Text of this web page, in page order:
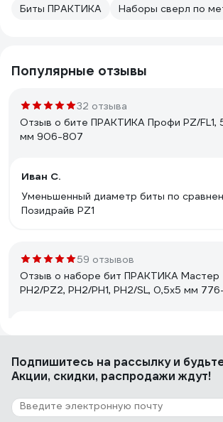
Биты ПРАКТИКА
Наборы сверл по
Популярные отзывы
32 отзыва
Отзыв о бите ПРАКТИКА Профи PZ/FL1,
мм 906-807
Иван С.
Уменьшенный диаметр биты по
Позидрайв PZ1
59 отзывов
Отзыв о наборе бит ПРАКТИКА Мастер
PH2/PZ2, PH2/PH1, PH2/SL, 0,5x5 мм
38 отзывов
Отзыв о бите ПРАКТИКА Профи PZ/FL2,
Подпишитесь на рассылкуи
Акции, скидки, распродажи ждут!